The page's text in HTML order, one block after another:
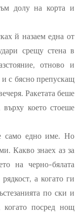
долу на корта и
й назаем една от
срещу стена в
отново и
с бясно препускащ
Ракетата беше
което стоеше
само едно име. Но
Какво знаех аз за
на черно-бялата
а когато ги
по ски и
когато посред нощ